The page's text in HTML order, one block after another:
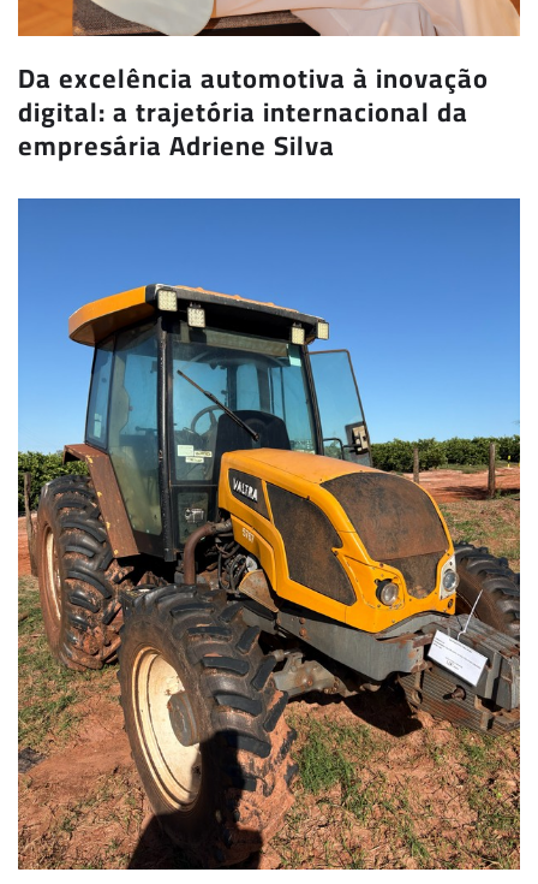
Da excelência automotiva à inovação
digital: a trajetória internacional da
empresária Adriene Silva